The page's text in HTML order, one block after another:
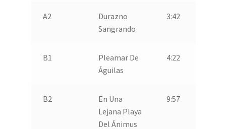
A2
Durazno
Sangrando
3:42
B1
Pleamar De
Águilas
4:22
B2
En Una
Lejana Playa
Del Ánimus
9:57